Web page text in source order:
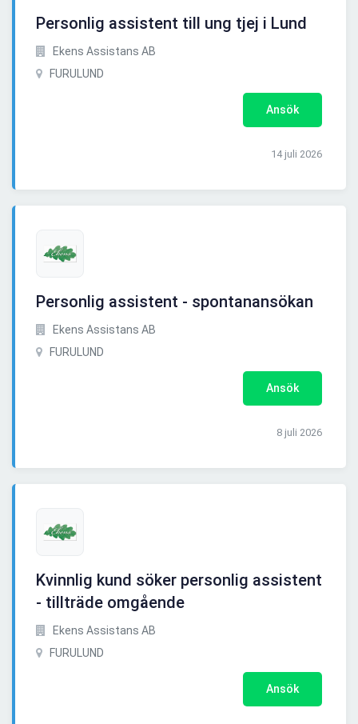
Personlig assistent till ung tjej i Lund
Ekens Assistans AB
FURULUND
Ansök
14 juli 2026
Personlig assistent - spontanansökan
Ekens Assistans AB
FURULUND
Ansök
8 juli 2026
Kvinnlig kund söker personlig assistent
- tillträde omgående
Ekens Assistans AB
FURULUND
Ansök